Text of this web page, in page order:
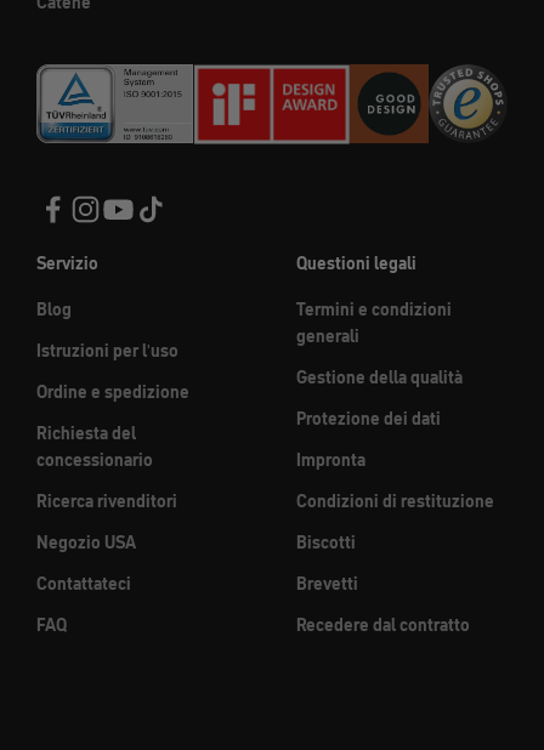
Servizio
Blog
Istruzioni per l'uso
Ordine e spedizione
Richiesta del
concessionario
Ricerca rivenditori
Negozio USA
Contattateci
FAQ
Questioni legali
Termini e condizioni
generali
Gestione della qualità
Protezione dei dati
Impronta
Condizioni di restituzione
Biscotti
Brevetti
Recedere dal contratto